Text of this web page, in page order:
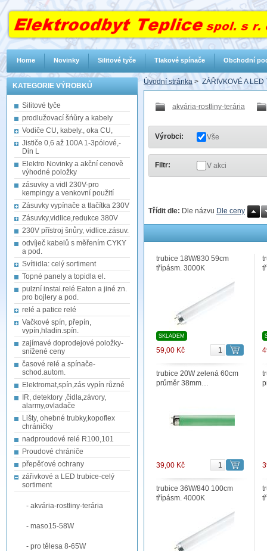
KATEGORIE VÝROBKŮ
Silitové tyče
prodlužovací šńůry a kabely
Vodiče CU, kabely., oka CU,
Jističe 0,6 až 100A 1-3pólové,-
Din L
Elektro Novinky a akční cenově
výhodné položky
zásuvky a vidl 230V-pro
kempingy a venkovní použití
Zásuvky vypínače a tlačítka 230V
Zásuvky,vidlice,redukce 380V
230V přístroj šnůry, vidlice.zásuv.
odvíječ kabelů s měřením CYKY
a pod.
Svítiidla: celý sortiment
Topné panely a topidla el.
pulzní instal.relé Eaton a jiné zn.
pro bojlery a pod.
relé a patice relé
Vačkové spín, přepín,
vypín,hladin.spín.
zajímavé doprodejové položky-
snížené ceny
časové relé a spínače-
schod.autom.
Elektromat,spín,zás vypín různé
IR, detektory ,čidla,závory,
alarmy,ovladače
Lišty, ohebné trubky,kopoflex
chráničky
nadproudové relé R100,101
Proudové chrániče
přepěťové ochrany
zářivkové a LED trubice-celý
sortiment
- akvária-rostliny-terária
- maso15-58W
- pro tělesa 8-65W
Úvodní stránka > ZÁŘIVKOVÉ A
akvária-rostliny-terária
Výrobci: Vše
Filtr: V akci
Třídit dle: Dle názvu Dle ceny
trubice 18W/830 59cm
třípásm. 3000K
SKLADEM
59,00 Kč
trubice 20W zelená 60cm
průměr 38mm…
39,00 Kč
trubice 36W/840 100cm
třípásm. 4000K
Home Novinky Silitové tyče Tlakové spínače Obchodní